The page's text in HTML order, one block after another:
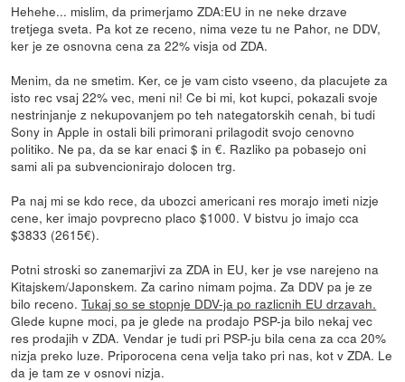
Hehehe... mislim, da primerjamo ZDA:EU in ne neke drzave
tretjega sveta. Pa kot ze receno, nima veze tu ne Pahor, ne DDV,
ker je ze osnovna cena za 22% visja od ZDA.
Menim, da ne smetim. Ker, ce je vam cisto vseeno, da placujete za
isto rec vsaj 22% vec, meni ni! Ce bi mi, kot kupci, pokazali svoje
nestrinjanje z nekupovanjem po teh nategatorskih cenah, bi tudi
Sony in Apple in ostali bili primorani prilagodit svojo cenovno
politiko. Ne pa, da se kar enaci $ in €. Razliko pa pobasejo oni
sami ali pa subvencionirajo dolocen trg.
Pa naj mi se kdo rece, da ubozci americani res morajo imeti nizje
cene, ker imajo povprecno placo $1000. V bistvu jo imajo cca
$3833 (2615€).
Potni stroski so zanemarjivi za ZDA in EU, ker je vse narejeno na
Kitajskem/Japonskem. Za carino nimam pojma. Za DDV pa je ze
bilo receno.Tukaj so se stopnje DDV-ja po razlicnih EU drzavah.
Glede kupne moci, pa je glede na prodajo PSP-ja bilo nekaj vec
res prodajih v ZDA. Vendar je tudi pri PSP-ju bila cena za cca 20%
nizja preko luze. Priporocena cena velja tako pri nas, kot v ZDA. Le
da je tam ze v osnovi nizja.